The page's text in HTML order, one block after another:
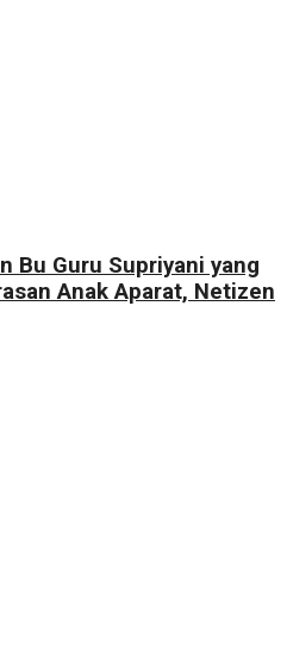
Bu Guru Supriyani yang
Anak Aparat, Netizen